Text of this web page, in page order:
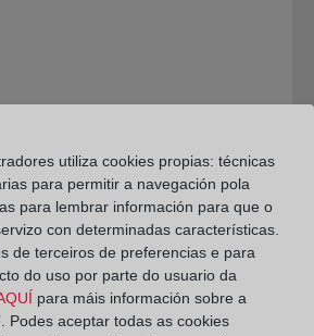
utiliza cookies propias: técnicas
para permitir a navegación pola
para lembrar información para que o
con determinadas características.
de terceiros de preferencias e para
do uso por parte do usuario da
para máis información sobre a
Podes aceptar todas as cookies